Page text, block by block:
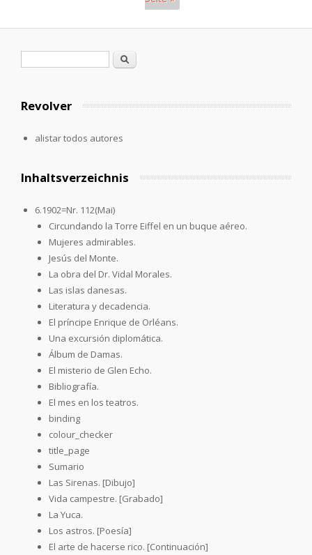
Formulario de búsqueda
Buscar
Revolver
alistar todos autores
Inhaltsverzeichnis
6.1902=Nr. 112(Mai)
Circundando la Torre Eiffel en un buque aéreo.
Mujeres admirables.
Jesús del Monte.
La obra del Dr. Vidal Morales.
Las islas danesas.
Literatura y decadencia.
El príncipe Enrique de Orléans.
Una excursión diplomática.
Álbum de Damas.
El misterio de Glen Echo.
Bibliografía.
El mes en los teatros.
binding
colour_checker
title_page
Sumario
Las Sirenas. [Dibujo]
Vida campestre. [Grabado]
La Yuca.
Los astros. [Poesía]
El arte de hacerse rico. [Continuación]